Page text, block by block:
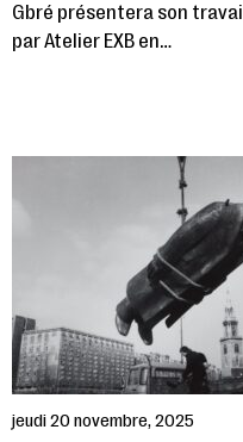
Gbré présentera son
par Atelier EXB en…
jeudi 20 novembre, 2025